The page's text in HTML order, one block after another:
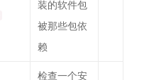
装的软件包
被那些包依
赖
检查一个安